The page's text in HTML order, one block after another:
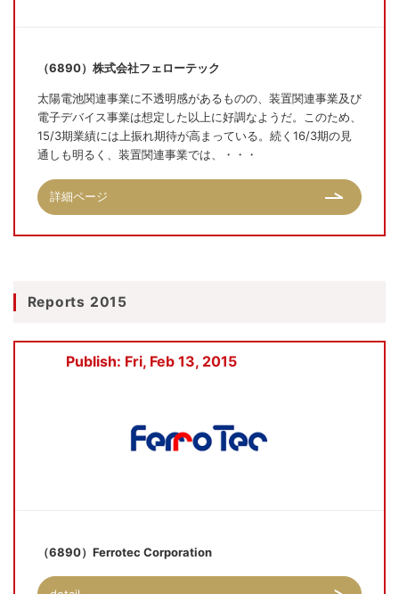
（6890）株式会社フェローテック
太陽電池関連事業に不透明感があるものの、装置関連事業及び
電子デバイス事業は想定した以上に好調なようだ。このため、
15/3期業績には上振れ期待が高まっている。続く16/3期の見
通しも明るく、装置関連事業では、・・・
詳細ページ
Reports 2015
Publish: Fri, Feb 13, 2015
（6890）Ferrotec Corporation